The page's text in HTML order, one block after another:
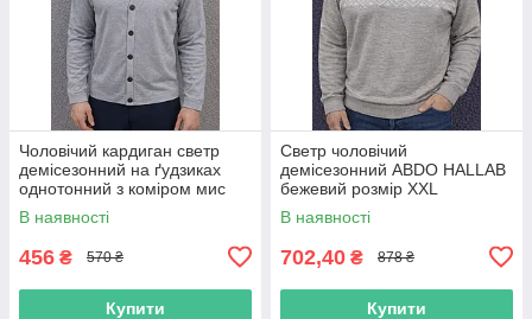
Чоловічий кардиган светр
демісезонний на ґудзиках
однотонний з коміром мис
світло-сірий
В наявності
456 ₴ 570 ₴
Купити
Светр чоловічий
демісезонний ABDO HALLAB
бежевий розмір XXL
В наявності
702,40 ₴ 878 ₴
Купити